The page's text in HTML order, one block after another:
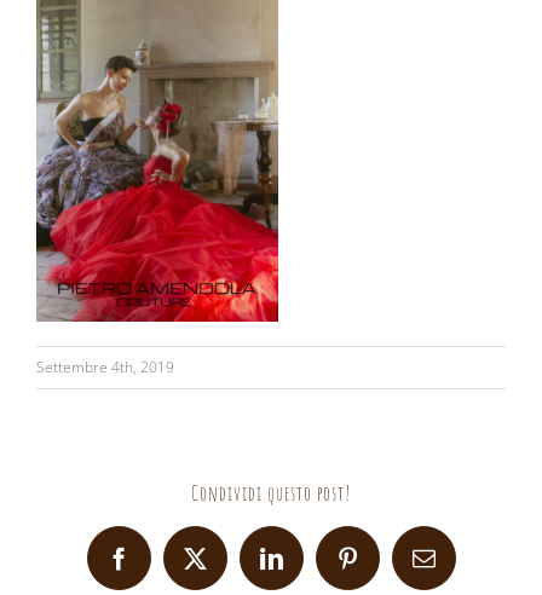
Settembre 4th, 2019
Condividi questo post!
Facebook
X LinkedInPinterestEmail